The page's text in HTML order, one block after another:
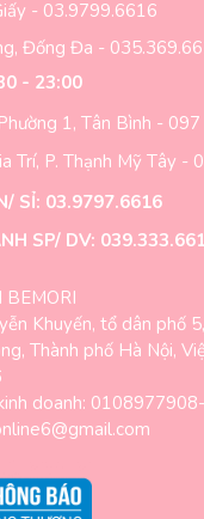
- 03.9799.6616
Đống Đa -
- 23:00
1, Tân Bình -
Trí, P. Thạnh Mỹ Tây -
SỈ: 03.9797.6616
SP/ DV:
Khuyến, tổ dân phố
Thành phố Hà Nội,
doanh: